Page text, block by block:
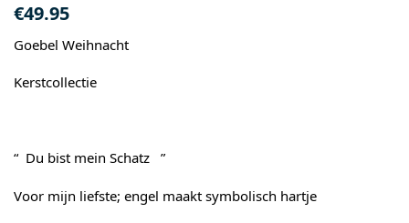
€49.95
Goebel Weihnacht
Kerstcollectie
“ Du bist mein Schatz ”
Voor mijn liefste; engel maakt symbolisch hartje